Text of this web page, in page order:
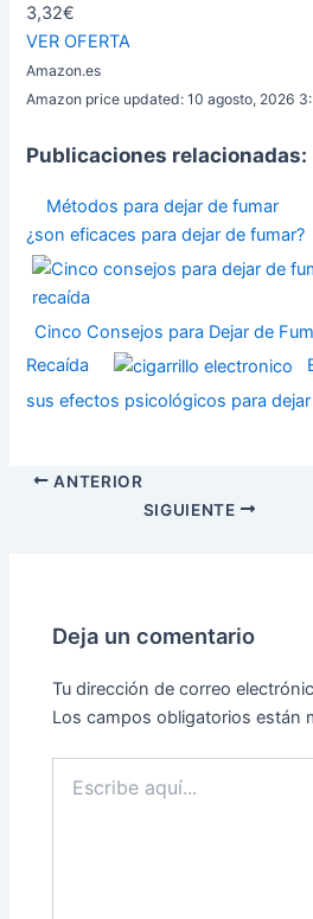
3,32€
VER OFERTA
Amazon.es
Amazon price updated:10 agosto, 2026
Publicaciones relacionadas:
Métodos para dejar de fumar
¿son eficaces para dejar de fumar?
Cinco Consejos para Dejar de
Recaída
sus efectos psicológicos para
ANTERIOR
SIGUIENTE
Deja un comentario
Tu dirección de correo
Los campos obligatorios están
aquí...